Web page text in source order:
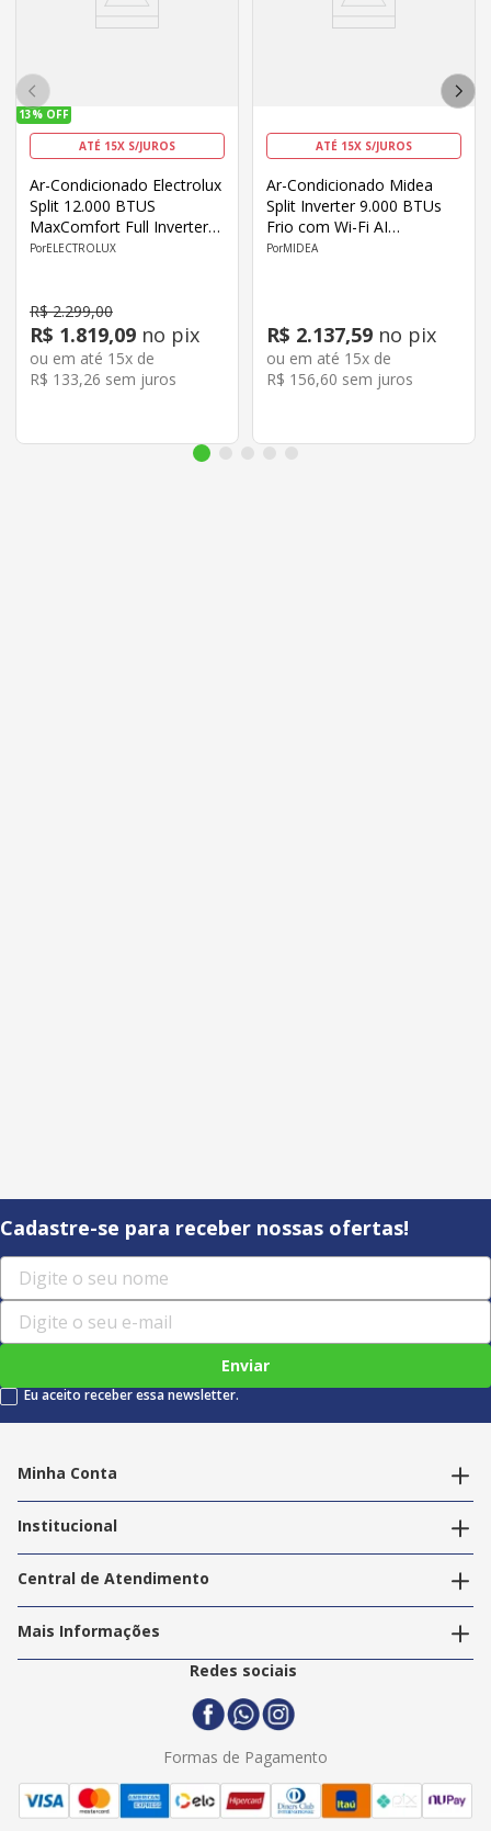
13% OFF
ATÉ 15X S/JUROS
Ar-Condicionado Electrolux
Split 12.000 BTUS
MaxComfort Full Inverter
Frio Classe C NE12F/NI12F
ELECTROLUX
R$ 2.299,00
R$ 1.819,09 no pix
ou em até 15x de
R$ 133,26 sem juros
ATÉ 15X S/JUROS
Ar-Condicionado Midea
Split Inverter 9.000 BTUs
Frio com Wi-Fi AI
Ecomaster
MIDEA
R$ 2.137,59 no pix
ou em até 15x de
R$ 156,60 sem juros
Cadastre-se para receber nossas ofertas!
Enviar
Eu aceito receber essa newsletter.
Minha Conta
Editar endereços
Institucional
Nossas Lojas
Trabalhe Conosco
Central de Atendimento
Política de Privacidade
Termos e Condições
Politica de Entrega
Mais Informações
2ª Via Nota Fiscal
Redes sociais
Formas de Pagamento